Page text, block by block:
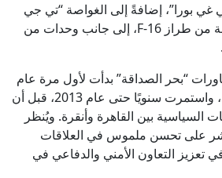
بورا”، إضافةً إلى الغواصة “تي جي
غي غور”، وطائرتَيْ مقاتلة من طراز F-16، إلى جانب وحدات من
“بحر الصداقة” بدأت لأول مرة عام
2009 في مياه المتوسط، واستمرت سنويًا حتى عام 2013، قبل أن
السياسية بين القاهرة وأنقرة. ويُنظر
على تحسن ملموس في العلاقات
تعزيز التعاون الأمني والدفاعي في